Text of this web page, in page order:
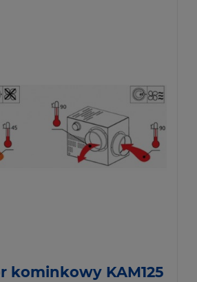
kominkowy KAM125